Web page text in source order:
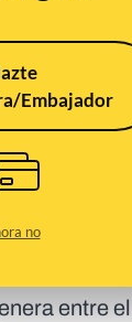
Embajador
no
entre